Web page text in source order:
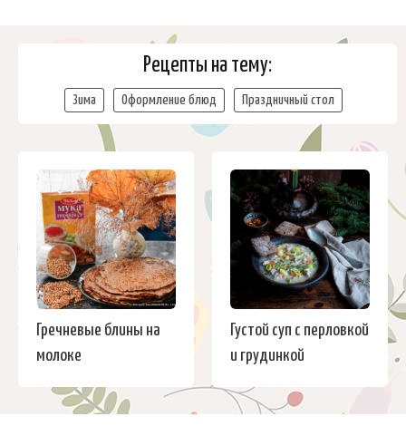
Рецепты на тему:
Зима Оформление блюд Праздничный стол
Гречневые блины на
молоке
Густой суп с перловкой
и грудинкой